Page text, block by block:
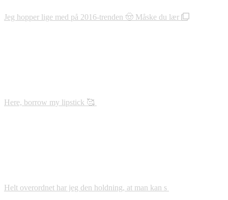
Jeg hopper lige med på 2016-trenden 🤠 Måske du lær
Here, borrow my lipstick 🥰
Helt overordnet har jeg den holdning, at man kan s